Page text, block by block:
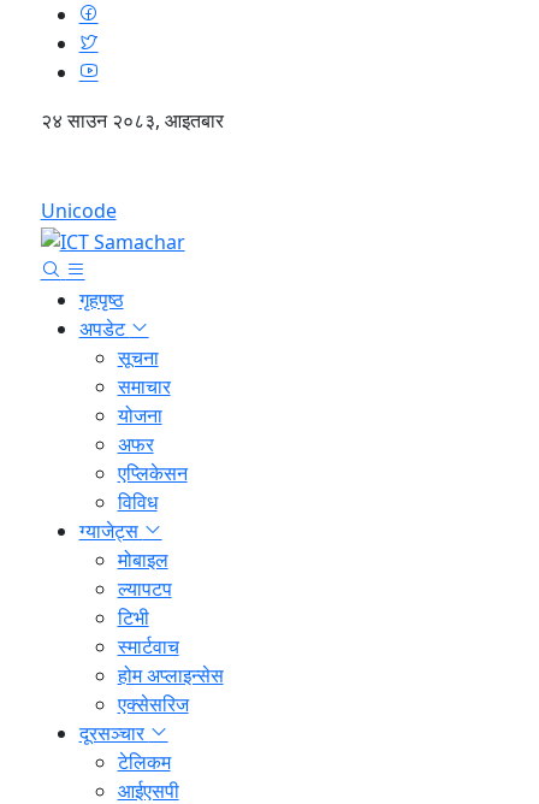
२४ साउन २०८३, आइतबार
Unicode
गृहपृष्ठ
अपडेट
सूचना
समाचार
योजना
अफर
एप्लिकेसन
विविध
ग्याजेट्स
मोबाइल
ल्यापटप
टिभी
स्मार्टवाच
होम अप्लाइन्सेस
एक्सेसरिज
दूरसञ्चार
टेलिकम
आईएसपी